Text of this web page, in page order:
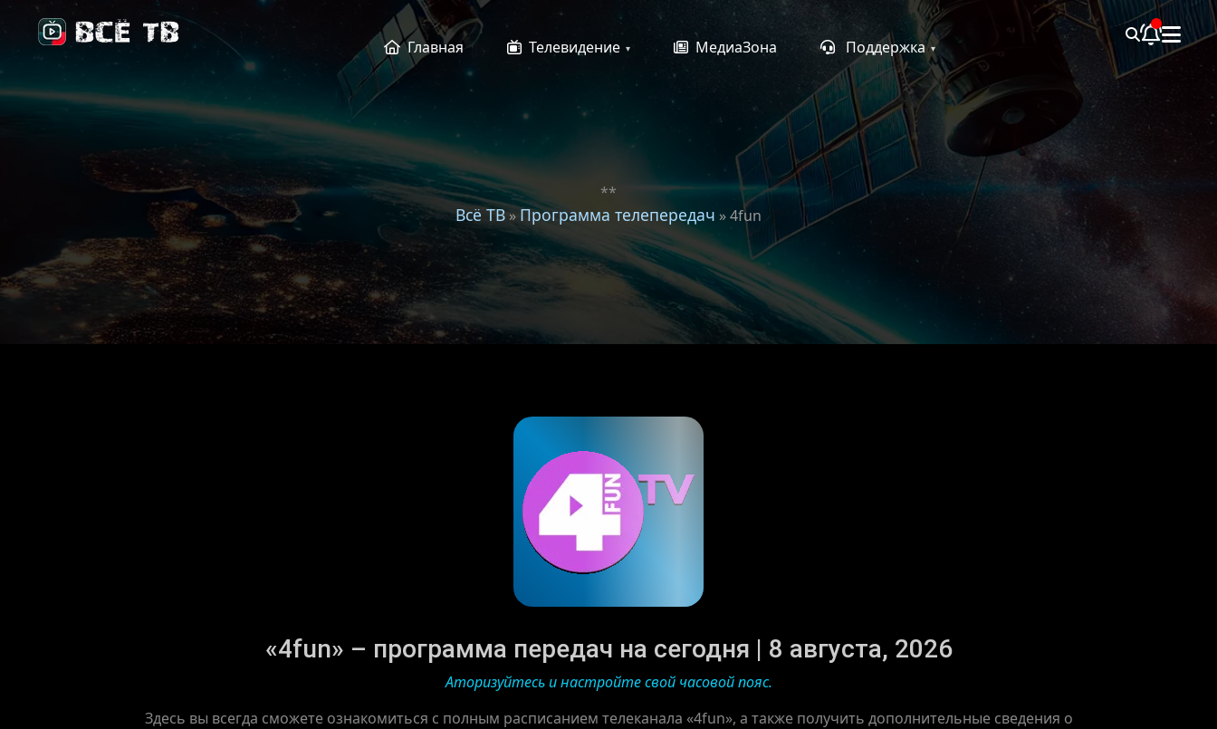
Главная Телевидение МедиаЗона Поддержка
**
Всё ТВ» Программа телепередач » 4fun
«4fun» – программа передач на сегодня | 8 августа, 2026
Аторизуйтесь и настройте свой часовой пояс.
Здесь вы всегда сможете ознакомиться с полным расписанием телеканала «4fun», а также получить дополнительные сведения о